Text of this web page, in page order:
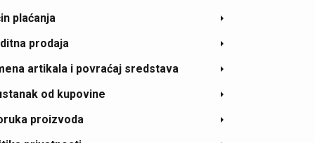
plaćanja
prodaja
artikala i povraćaj sredstava
od kupovine
proizvoda